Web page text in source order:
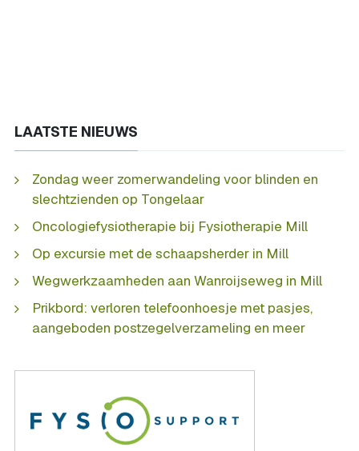
LAATSTE NIEUWS
Zondag weer zomerwandeling voor blinden en
slechtzienden op Tongelaar
Oncologiefysiotherapie bij Fysiotherapie Mill
Op excursie met de schaapsherder in Mill
Wegwerkzaamheden aan Wanroijseweg in Mill
Prikbord: verloren telefoonhoesje met pasjes,
aangeboden postzegelverzameling en meer